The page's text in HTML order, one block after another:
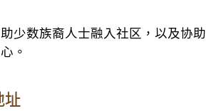
少数族裔人士融入社区，以及协
。
址